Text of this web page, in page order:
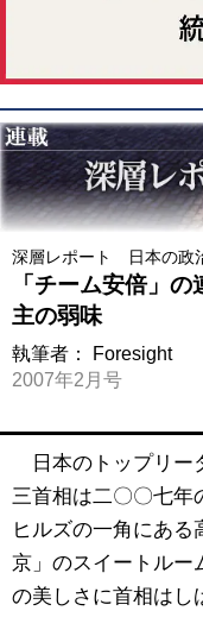
深層レポート 日本の政
「チーム安倍」
主の弱味
執筆者：
Foresight
2007年2月号
日本のトップリー
三首相は二〇〇七年
ヒルズの一角にあ
京」のスイートルー
の美しさに首相はし